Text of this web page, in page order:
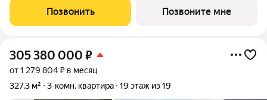
концепции Responsive Environment. Его пространство не
статично, оно
Позвонить Позвоните мне
305 380 000 ₽
от 1 279 804 ₽ в месяц
327,3 м²
3-комн. квартира 19 этаж из 19